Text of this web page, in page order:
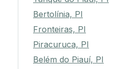
Bertolínia, PI
Fronteiras, PI
Piracuruca, PI
Belém do Piauí, PI